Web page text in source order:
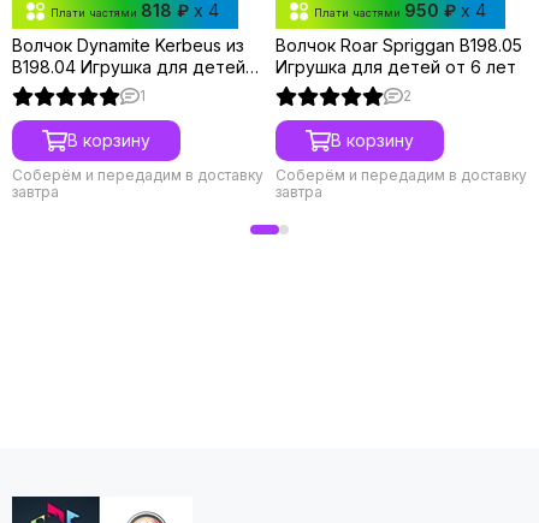
Плати частями 818 ₽ x 4
Волчок Dynamite Kerbeus из
B198.04 Игрушка для детей
от 6 лет.
1
В корзину
Соберём и передадим в доставку
завтра
Плати частями 950 ₽ x 4
Волчок Roar Spriggan B198.05
Игрушка для детей от 6 лет
2
В корзину
Соберём и передадим в доставку
завтра